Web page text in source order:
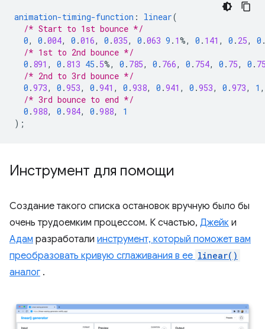
animation-timing-function : linear(
/* Start to 1st bounce */
0, 0 .004, 0 .016, 0 .035, 0 .063 9 . 1%, 0 . 141 , 0 . 25, 0
/* 1st to 2nd bounce */
0 . 891 , 0 . 813 45 . 5%, 0 . 785, 0 . 766, 0 . 754, 0 . 75, 0 .
/* 2nd to 3rd bounce */
0 .973, 0 .953, 0 .941 , 0 .938, 0 .941 , 0 .953, 0 .973, 1 ,
/* 3rd bounce to end */
0 .988, 0 .984, 0 .988,
1
);
Инструмент для помощи
Создание такого списка остановок вручную было бы
очень трудоемким процессом. К счастью, Джейк и
Адам разработали инструмент, который поможет вам
преобразовать кривую сглаживания в ее linear()
аналог .